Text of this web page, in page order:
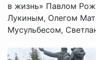
в жизнь» Павлом
Лукиным, Олегом
Мусульбесом,